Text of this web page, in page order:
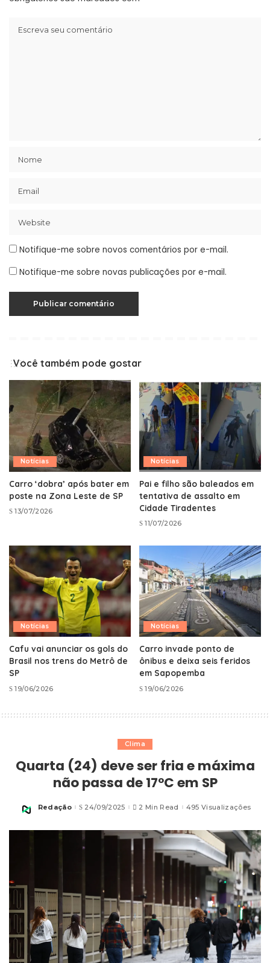
Notifique-me sobre novos comentários por e-mail.
Notifique-me sobre novas publicações por e-mail.
Você também pode gostar
Notícias
Carro ‘dobra’ após bater em
poste na Zona Leste de SP
13/07/2026
Notícias
Pai e filho são baleados em
tentativa de assalto em
Cidade Tiradentes
11/07/2026
Notícias
Cafu vai anunciar os gols do
Brasil nos trens do Metrô de
SP
19/06/2026
Notícias
Carro invade ponto de
ônibus e deixa seis feridos
em Sapopemba
19/06/2026
Clima
Quarta (24) deve ser fria e máxima
não passa de 17°C em SP
Posted
Redação 24/09/2025 2 Min Read 495 Visualizações